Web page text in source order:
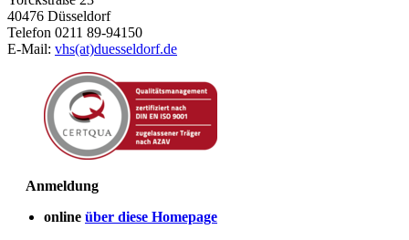
40476 Düsseldorf
Telefon 0211 89-94150
E-Mail: vhs(at)duesseldorf.de
Anmeldung
online über diese Homepage